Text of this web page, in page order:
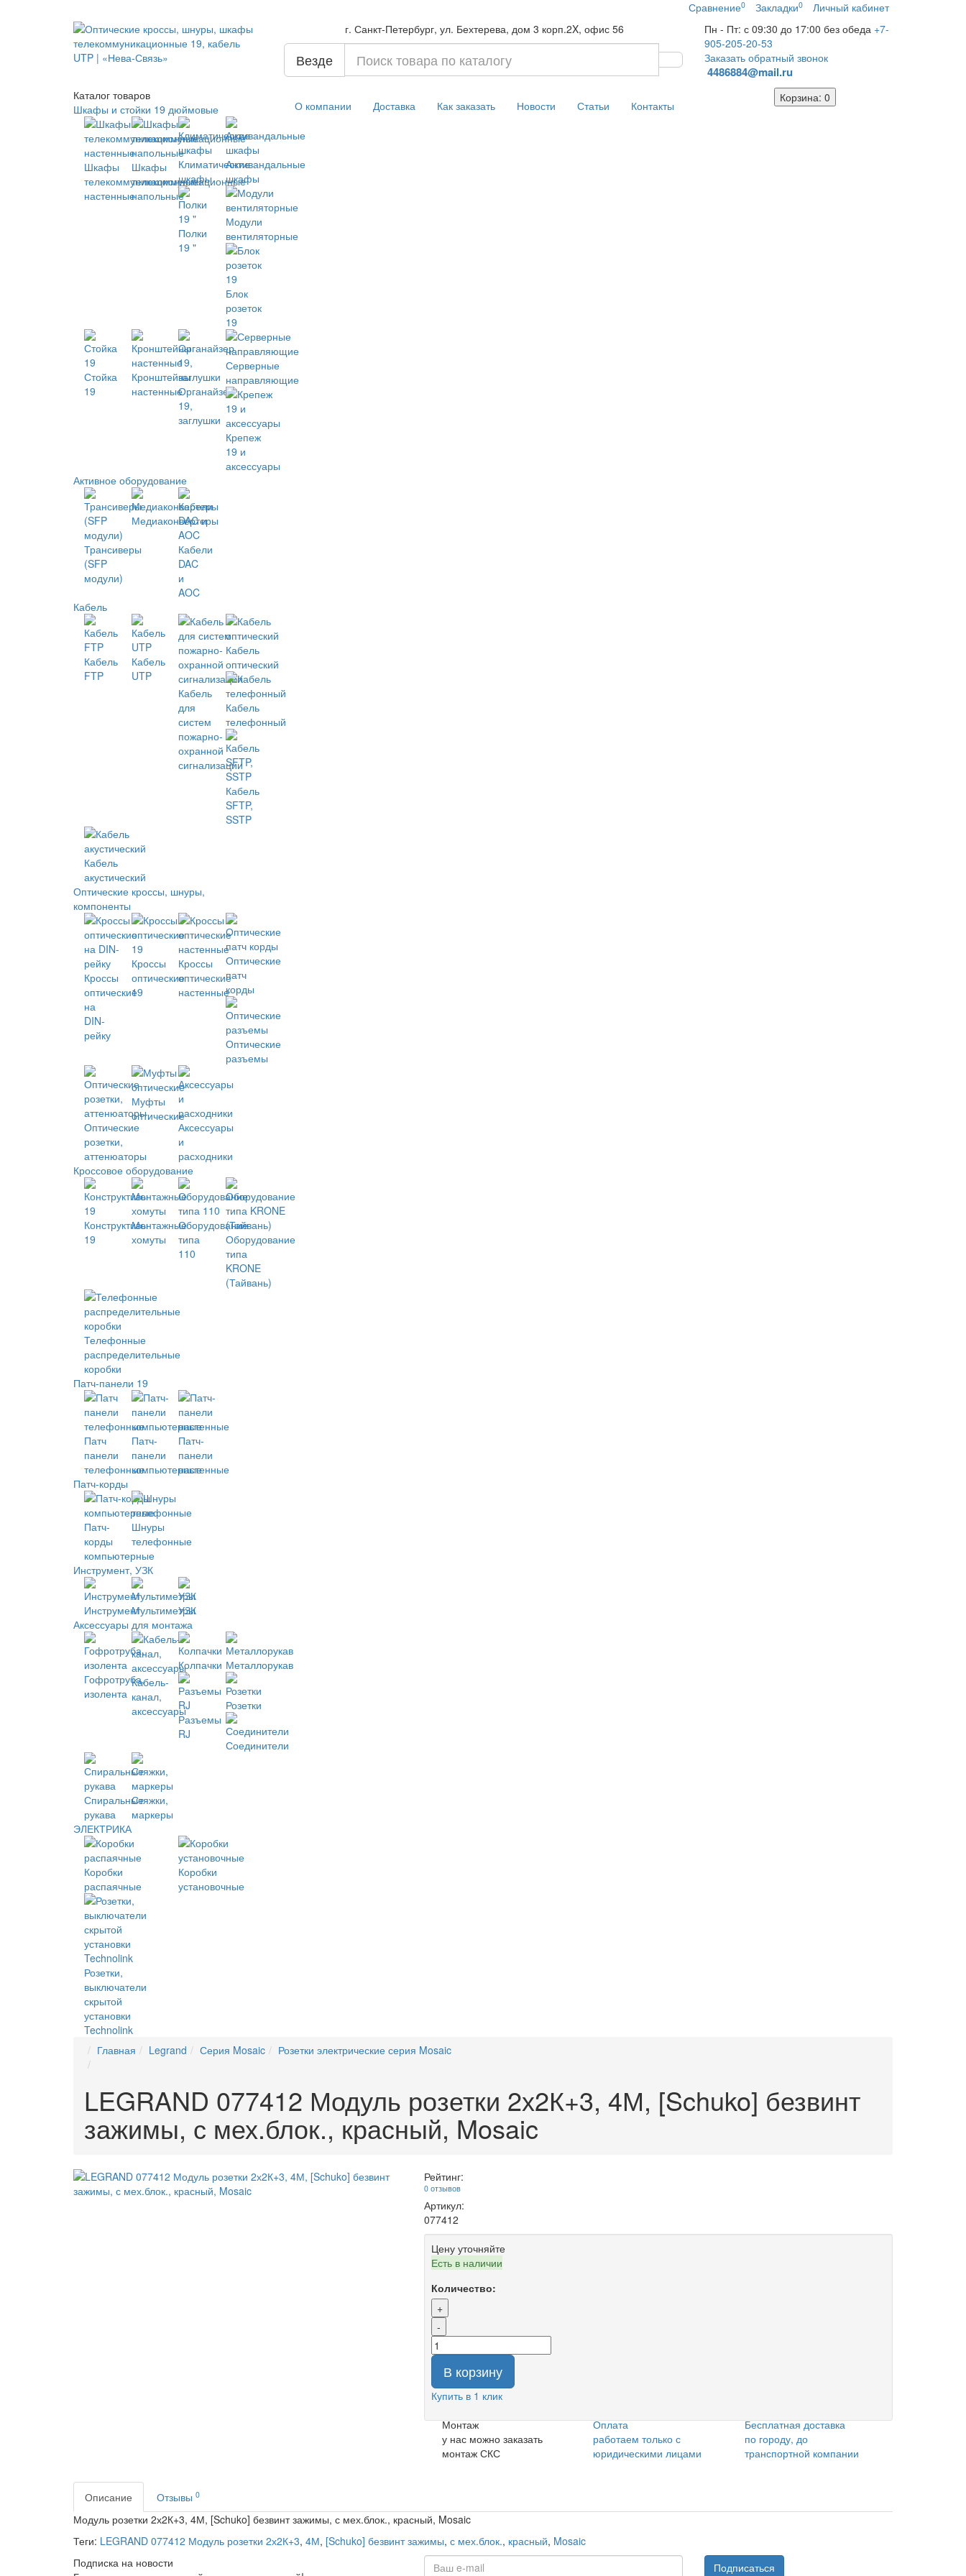
Сравнение0 Закладки0
Личный кабинет
г. Санкт-Петербург, ул. Бехтерева, дом 3 корп.2X, офис 56
Везде
Пн - Пт: с 09:30 до 17:00 без обеда +7-
905-205-20-53
Заказать обратный звонок
4486884@mail.ru
Каталог товаров
Шкафы и стойки 19 дюймовые
Шкафы
телекоммуникационные
настенные
Шкафы
телекоммуникационные
напольные
Климатические
шкафы
Антивандальные
шкафы
Полки
19 "
Модули
вентиляторные
Блок
розеток
19
Стойка
19
Кронштейны
настенныеОрганайзер
19,
заглушки
Серверные
направляющие
Крепеж
19 и
аксессуары
Активное оборудование
Трансиверы
(SFP
модули)
Медиаконвертеры
Кабели
DAC
и
AOC
Кабель
Кабель
FTP
Кабель
UTP
Кабель
для
систем
пожарно-
охранной
сигнализации
Кабель
оптический
Кабель
телефонный
Кабель
SFTP,
SSTP
Кабель
акустический
Оптические кроссы, шнуры,
компоненты
Кроссы
оптические
на
DIN-
рейку
Кроссы
оптические
19
Кроссы
оптические
настенные
Оптические
патч
корды
Оптические
разъемы
Оптические
розетки,
аттенюаторы
Муфты
оптические
Аксессуары
и
расходники
Кроссовое оборудование
Конструктивы
19
Монтажные
хомуты
Оборудование
типа
110
Оборудование
типа
KRONE
(Тайвань)
Телефонные
распределительные
коробки
Патч-панели 19
Патч
панели
телефонные
Патч-
панели
компьютерные
Патч-
панели
настенные
Патч-корды
Патч-
корды
компьютерные
Шнуры
телефонные
Инструмент, УЗК
ИнструментМультиметры
УЗК
Аксессуары для монтажа
Гофротруба,
изолента
Кабель-
канал,
аксессуары
Колпачки Металлорукав
Разъемы
RJ
Розетки
Соединители
Спиральные
рукава
Стяжки,
маркеры
ЭЛЕКТРИКА
Коробки
распаячные
Коробки
установочные
Розетки,
выключатели
скрытой
установки
Technolink
О компании Доставка Как заказать Новости Статьи Контакты
Корзина: 0
Главная Legrand Серия Mosaic Розетки электрические серия Mosaic
LEGRAND 077412 Модуль розетки 2х2К+3, 4М, [Schuko] безвинт
зажимы, с мех.блок., красный, Mosaic
Рейтинг:
0 отзывов
Артикул:
077412
Цену уточняйте
Есть в наличии
Количество:
+
-
В корзину
Купить в 1 клик
Монтаж
у нас можно заказать
монтаж СКС
Оплата
работаем только с
юридическими лицами
Бесплатная доставка
по городу, до
транспортной компании
Описание Отзывы 0
Модуль розетки 2х2К+3, 4М, [Schuko] безвинт зажимы, с мех.блок., красный, Mosaic
Теги: LEGRAND 077412 Модуль розетки 2х2К+3, 4М, [Schuko] безвинт зажимы, с мех.блок., красный, Mosaic
Подписка на новости
Подписаться